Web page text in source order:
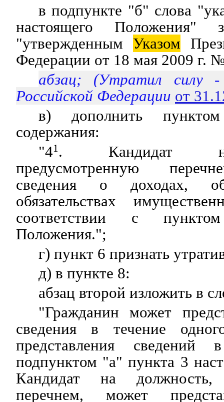
в подпункте "б" слова
настоящего Положения"
"утвержденным Указом
Федерации от 18 мая 2009 г.
абзац; (Утратил силу
Российской Федерации от
в) дополнить
содержания:
"41 . Кандидат
предусмотренную
сведения о доходах,
обязательствах
соответствии с
Положения.";
г) пункт 6 признать
д) в пункте 8:
абзац второй изложить в
"Гражданин может
сведения в течение
представления сведений
подпунктом "а" пункта 3
Кандидат на должность,
перечнем, может